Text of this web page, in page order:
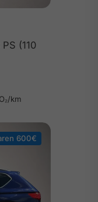
(110
km
600€